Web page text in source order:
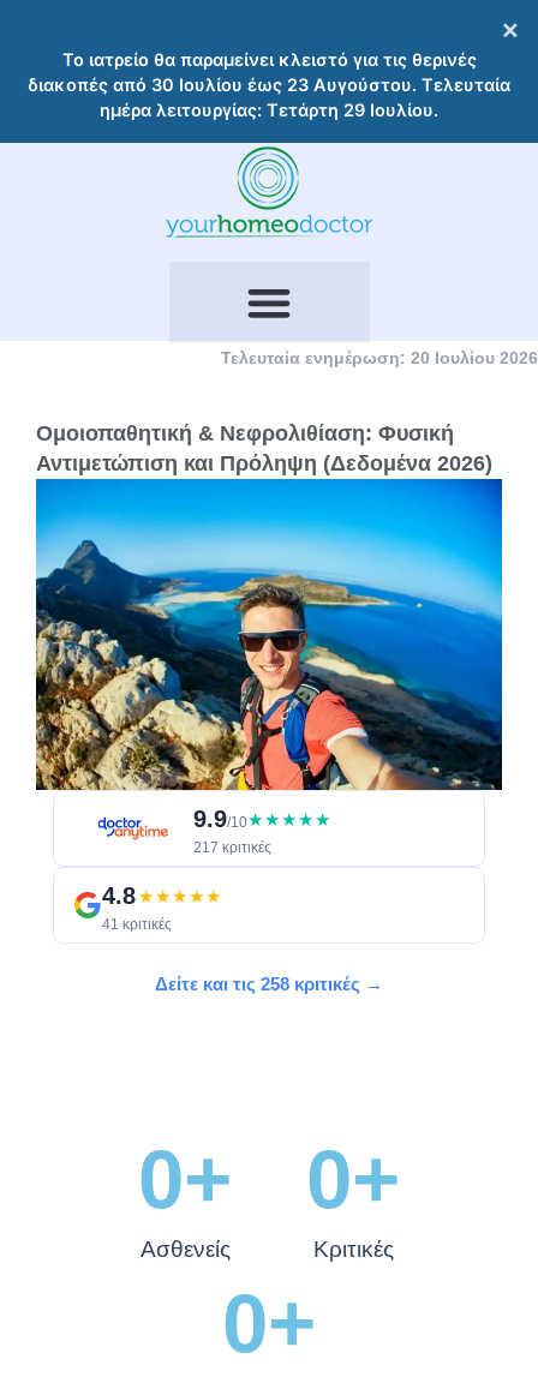
Το ιατρείο θα παραμείνει κλειστό για τις θερινές
διακοπές από 30 Ιουλίου έως 23 Αυγούστου. Τελευταία
ημέρα λειτουργίας: Τετάρτη 29 Ιουλίου.
×
περιεχόμενο
Τελευταία ενημέρωση: 20 Ιουλίου 2026
Ομοιοπαθητική & Νεφρολιθίαση: Φυσική
Αντιμετώπιση και Πρόληψη (Δεδομένα 2026)
9.9/10★★★★★
217 κριτικές
4.8★★★★★
41 κριτικές
Δείτε και τις 258 κριτικές →
Ασθενείς
0+
Κριτικές
0+
0+